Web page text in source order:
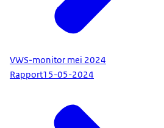
VWS-monitor mei 2024
Rapport15-05-2024